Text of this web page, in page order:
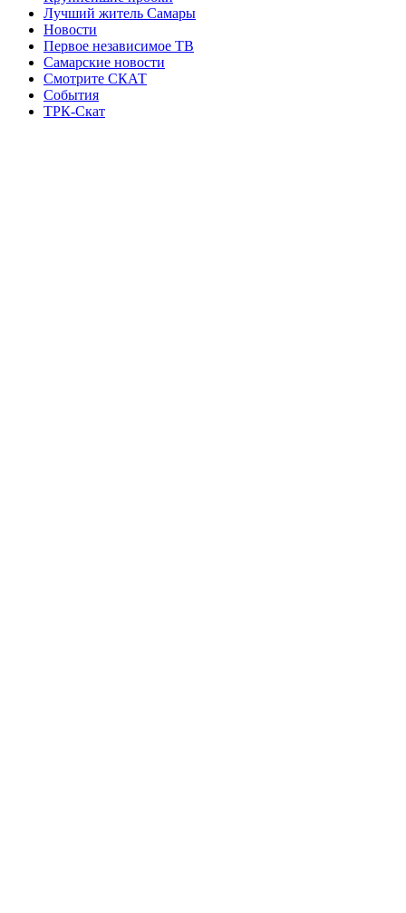
Лучший житель Самары
Новости
Первое независимое ТВ
Самарские новости
Смотрите СКАТ
События
ТРК-Скат